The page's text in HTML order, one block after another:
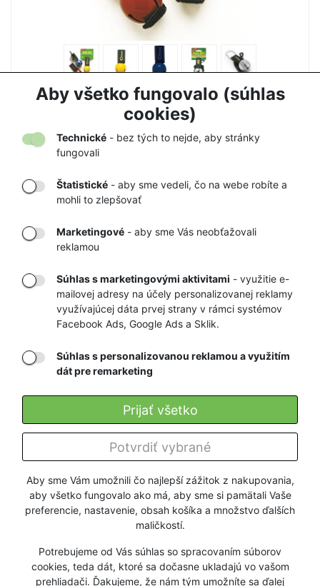
Aby všetko fungovalo (súhlas
cookies)
Aby sme Vám umožnili čo najlepší zážitok z nakupovania,
aby všetko fungovalo ako má, aby sme si pamätali Vaše
preferencie, nastavenie, obsah košíka a množstvo ďalších
maličkostí.
Potrebujeme od Vás súhlas so spracovaním súborov
cookies, teda dát, ktoré sa dočasne ukladajú vo vašom
prehliadači. Ďakujeme, že nám tým umožníte sa ďalej
Technické - bez tých to nejde, aby stránky
fungovali
Štatistické - aby sme vedeli, čo na webe robíte a
mohli to zlepšovať
Marketingové - aby sme Vás neobťažovali
reklamou
Súhlas s marketingovými aktivitami - využitie e-
mailovej adresy na účely personalizovanej reklamy
využívajúcej dáta prvej strany v rámci systémov
Facebook Ads, Google Ads a Sklik.
Súhlas s personalizovanou reklamou a využitím
dát pre remarketing
Potvrdiť vybrané
Prijať všetko
ZVONČEK NA MEDVEDE COGHLANS
7,50 € 7,90 €
TOVARU AŽ K
VÁM DOMOV
OBCHOD
RÝCHLE
DORUČENIE
GARANCIA
NAJNIŽŠÍCH CIEN
Firmy a organizácie